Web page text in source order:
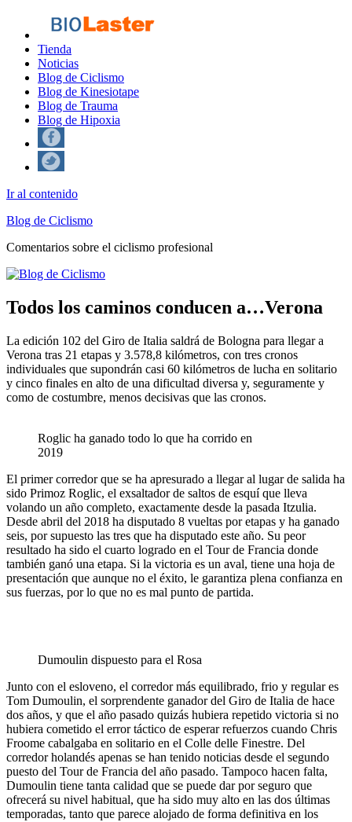
Tienda
Noticias
Blog de Ciclismo
Blog de Kinesiotape
Blog de Trauma
Blog de Hipoxia
Ir al contenido
Blog de Ciclismo
Comentarios sobre el ciclismo profesional
Todos los caminos conducen a…Verona
La edición 102 del Giro de Italia saldrá de Bologna para llegar a
Verona tras 21 etapas y 3.578,8 kilómetros, con tres cronos
individuales que supondrán casi 60 kilómetros de lucha en solitario
y cinco finales en alto de una dificultad diversa y, seguramente y
como de costumbre, menos decisivas que las cronos.
Roglic ha ganado todo lo que ha corrido en
2019
El primer corredor que se ha apresurado a llegar al lugar de salida ha
sido Primoz Roglic, el exsaltador de saltos de esquí que lleva
volando un año completo, exactamente desde la pasada Itzulia.
Desde abril del 2018 ha disputado 8 vueltas por etapas y ha ganado
seis, por supuesto las tres que ha disputado este año. Su peor
resultado ha sido el cuarto logrado en el Tour de Francia donde
también ganó una etapa. Si la victoria es un aval, tiene una hoja de
presentación que aunque no el éxito, le garantiza plena confianza en
sus fuerzas, por lo que no es mal punto de partida.
Dumoulin dispuesto para el Rosa
Junto con el esloveno, el corredor más equilibrado, frio y regular es
Tom Dumoulin, el sorprendente ganador del Giro de Italia de hace
dos años, y que el año pasado quizás hubiera repetido victoria si no
hubiera cometido el error táctico de esperar refuerzos cuando Chris
Froome cabalgaba en solitario en el Colle delle Finestre. Del
corredor holandés apenas se han tenido noticias desde el segundo
puesto del Tour de Francia del año pasado. Tampoco hacen falta,
Dumoulin tiene tanta calidad que se puede dar por seguro que
ofrecerá su nivel habitual, que ha sido muy alto en las dos últimas
temporadas, tanto que parece alojado de forma definitiva en los